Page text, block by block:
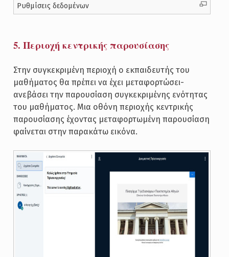
Ρυθμίσεις δεδομένων
5. Περιοχή κεντρικής παρουσίασης
Στην συγκεκριμένη περιοχή ο εκπαιδευτής του
μαθήματος θα πρέπει να έχει μεταφορτώσει-
ανεβάσει την παρουσίαση συγκεκριμένης ενότητας
του μαθήματος. Μια οθόνη περιοχής κεντρικής
παρουσίασης έχοντας μεταφορτωμένη παρουσίαση
φαίνεται στην παρακάτω εικόνα.